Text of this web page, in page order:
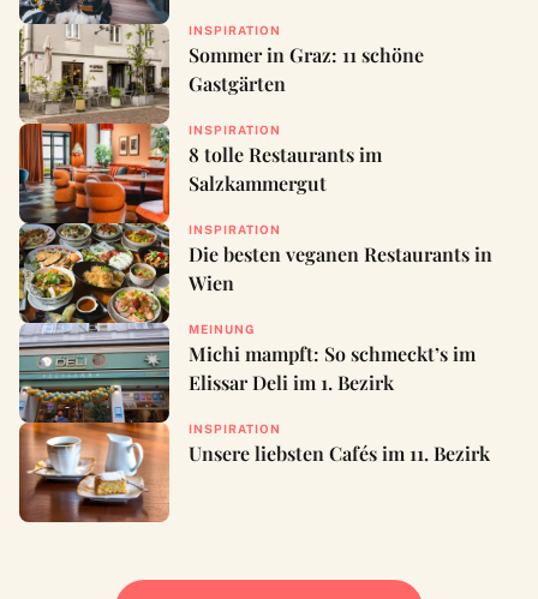
INSPIRATION
Sommer in Graz: 11 schöne
Gastgärten
INSPIRATION
8 tolle Restaurants im
Salzkammergut
INSPIRATION
Die besten veganen Restaurants in
Wien
MEINUNG
Michi mampft: So schmeckt’s im
Elissar Deli im 1. Bezirk
INSPIRATION
Unsere liebsten Cafés im 11. Bezirk